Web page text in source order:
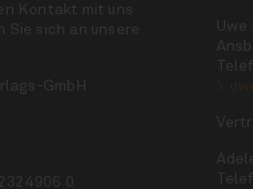
Kontakt mit uns
Sie sich an unsere
GmbH
0